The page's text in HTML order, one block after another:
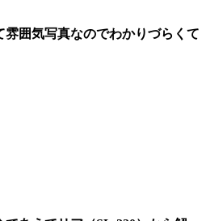
雰囲気写真なのでわかりづらくて